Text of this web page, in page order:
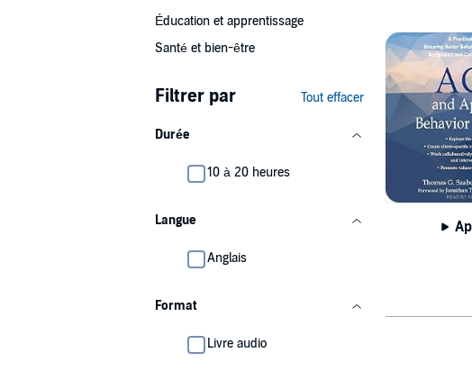
Éducation et apprentissage
Santé et bien-être
Filtrer par Tout effacer
Durée
10 à 20 heures
Langue
Anglais
Format
Livre audio